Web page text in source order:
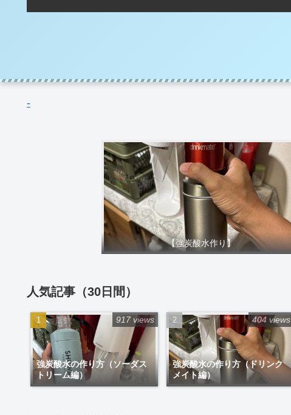
-
【強炭酸水作り】
人気記事（30日間）
強炭酸水の作り方（ソーダス
トリーム編）
917 views
強炭酸水の作り方（ドリンク
メイト編）
404 views